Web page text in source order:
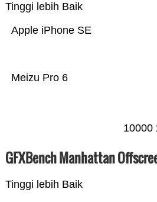
Tinggi lebih Baik
Meizu Pro 6
Apple iPhone SE
10000
GFXBench Manhattan
Tinggi lebih Baik